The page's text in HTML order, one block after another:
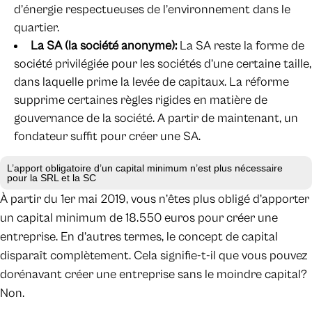
d’énergie respectueuses de l’environnement dans le
quartier.
La SA (la société anonyme): La SA reste la forme de
société privilégiée pour les sociétés d’une certaine taille,
dans laquelle prime la levée de capitaux. La réforme
supprime certaines règles rigides en matière de
gouvernance de la société. A partir de maintenant, un
fondateur suffit pour créer une SA.
L’apport obligatoire d’un capital minimum n’est plus nécessaire
pour la SRL et la SC
À partir du 1er mai 2019, vous n’êtes plus obligé d’apporter
un capital minimum de 18.550 euros pour créer une
entreprise. En d’autres termes, le concept de capital
disparaît complètement. Cela signifie-t-il que vous pouvez
dorénavant créer une entreprise sans le moindre capital?
Non.